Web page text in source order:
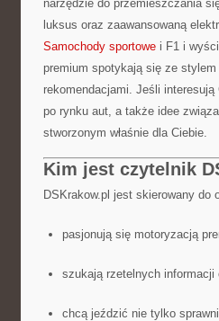
narzędzie do przemieszczania
luksus oraz zaawansowaną
Samochody sportowe i F1 i
premium spotykają się ze
rekomendacjami. Jeśli
po rynku aut, a także idee
stworzonym właśnie dla Ciebie.
Kim jest czytelnik
DSKrakow.pl jest skierowany do
pasjonują się motoryzacją
szukają rzetelnych informacji
chcą jeździć nie tylko